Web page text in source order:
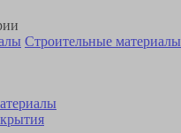
Строительные материалы